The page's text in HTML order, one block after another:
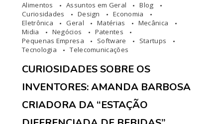
Alimentos Assuntos em Geral
Blog
Curiosidades
Design
Economia
Eletrônica
Geral Matérias
Mecânica
Midia
Negócios
Patentes
Pequenas Empresa
Software
Startups
Tecnologia
Telecomunicações
CURIOSIDADES SOBRE OS
INVENTORES: AMANDA BARBOSA
CRIADORA DA “ESTAÇÃO